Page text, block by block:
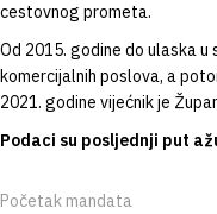
cestovnog prometa.
Od 2015. godine do ulaska
komercijalnih poslova, a
2021. godine vijećnik je
Podaci su posljednji put
Početak mandata